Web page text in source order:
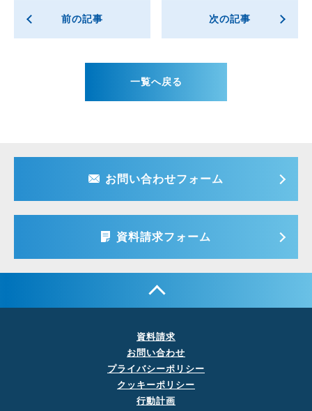
前の記事
一覧へ戻る
次の記事
お問い合わせフォーム
資料請求フォーム
資料請求
お問い合わせ
プライバシーポリシー
クッキーポリシー
行動計画